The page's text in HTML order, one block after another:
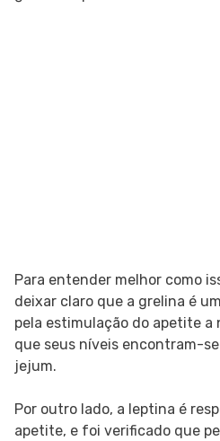
Para entender melhor como
deixar claro que a grelina é
pela estimulação do apetite a
que seus níveis encontram-
jejum.
Por outro lado, a leptina é
apetite, e foi verificado que